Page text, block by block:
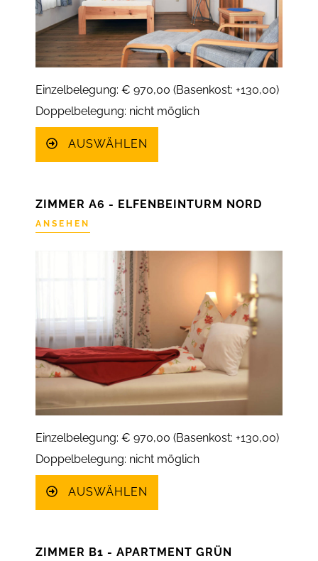
Einzelbelegung: € 970,00 (Basenkost: +130,00)
Doppelbelegung: nicht möglich
AUSWÄHLEN
ZIMMER A6 - ELFENBEINTURM NORD
ANSEHEN
Einzelbelegung: € 970,00 (Basenkost: +130,00)
Doppelbelegung: nicht möglich
AUSWÄHLEN
ZIMMER B1 - APARTMENT GRÜN